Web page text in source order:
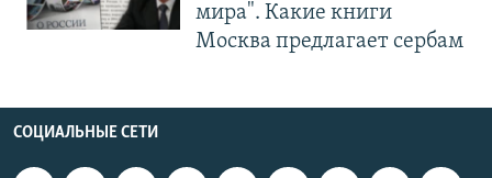
мира". Какие книги
Москва предлагает сербам
СОЦИАЛЬНЫЕ СЕТИ